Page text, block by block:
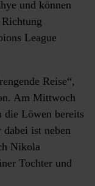
und können
League
Reise“,
Am Mittwoch
die Löwen bereits
ist neben
Nikola
Tochter und